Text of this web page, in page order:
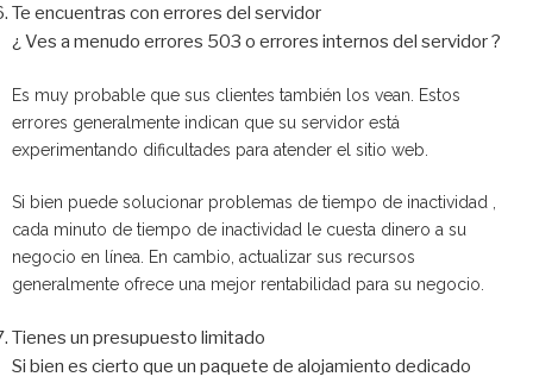
Te encuentras con errores del servidor
¿ Ves a menudo errores 503 o errores internos del servidor ?
Es muy probable que sus clientes también los vean. Estos
errores generalmente indican que su servidor está
experimentando dificultades para atender el sitio web.
Si bien puede solucionar problemas de tiempo de inactividad ,
cada minuto de tiempo de inactividad le cuesta dinero a su
negocio en línea. En cambio, actualizar sus recursos
generalmente ofrece una mejor rentabilidad para su negocio.
Tienes un presupuesto limitado
Si bien es cierto que un paquete de alojamiento dedicado